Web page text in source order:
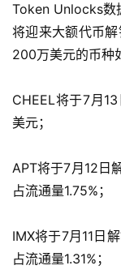
讯
资
行
交
易
虚
Token Unlocks数
将迎来大额代币
200万美元的币种
CHEEL将于7月
美元；
APT将于7月12日
占流通量1.75%；
IMX将于7月11日
占流通量1.31%；